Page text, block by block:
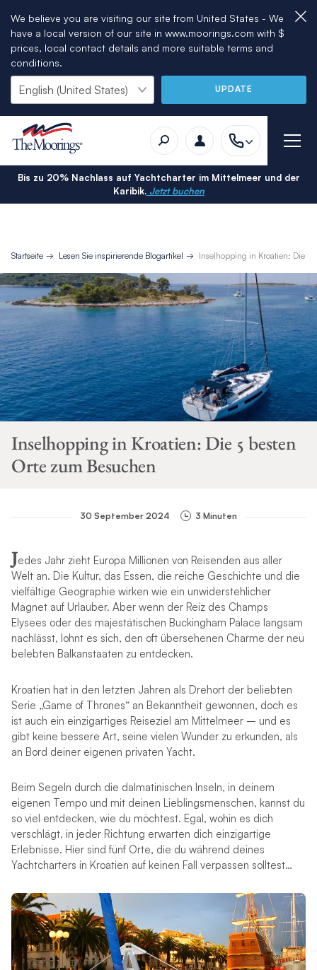
We believe you are visiting our site from United States - We
have a local version of our site in www.moorings.com with $
prices, local contact details and more suitable terms and
conditions.
UPDATE
Bis zu 20% Nachlass auf Yachtcharter im Mittelmeer und der
Karibik.Jetzt buchen
Startseite Lesen Sie inspirierende Blogartikel Inselhopping in Kroatien: Die 5
Inselhopping in Kroatien: Die 5 besten
Orte zum Besuchen
30 September 2024 3 Minuten
Jedes Jahr zieht Europa Millionen von Reisenden aus aller
Welt an. Die Kultur, das Essen, die reiche Geschichte und die
vielfältige Geographie wirken wie ein unwiderstehlicher
Magnet auf Urlauber. Aber wenn der Reiz des Champs
Elysees oder des majestätischen Buckingham Palace langsam
nachlässt, lohnt es sich, den oft übersehenen Charme der neu
belebten Balkanstaaten zu entdecken.
Kroatien hat in den letzten Jahren als Drehort der beliebten
Serie „Game of Thrones“ an Bekanntheit gewonnen, doch es
ist auch ein einzigartiges Reiseziel am Mittelmeer – und es
gibt keine bessere Art, seine vielen Wunder zu erkunden, als
an Bord deiner eigenen privaten Yacht.
Beim Segeln durch die dalmatinischen Inseln, in deinem
eigenen Tempo und mit deinen Lieblingsmenschen, kannst du
so viel entdecken, wie du möchtest. Egal, wohin es dich
verschlägt, in jeder Richtung erwarten dich einzigartige
Erlebnisse. Hier sind fünf Orte, die du während deines
Yachtcharters in Kroatien auf keinen Fall verpassen solltest…